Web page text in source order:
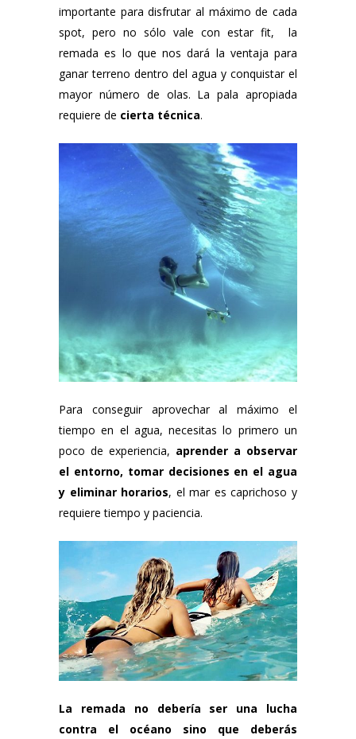
importante para disfrutar al máximo de cada
spot, pero no sólo vale con estar fit, la
remada es lo que nos dará la ventaja para
ganar terreno dentro del agua y conquistar el
mayor número de olas. La pala apropiada
requiere de cierta técnica.
Para conseguir aprovechar al máximo el
tiempo en el agua, necesitas lo primero un
poco de experiencia, aprender a observar
el entorno, tomar decisiones en el agua
y eliminar horarios, el mar es caprichoso y
requiere tiempo y paciencia.
La remada no debería ser una lucha
contra el océano sino que deberás